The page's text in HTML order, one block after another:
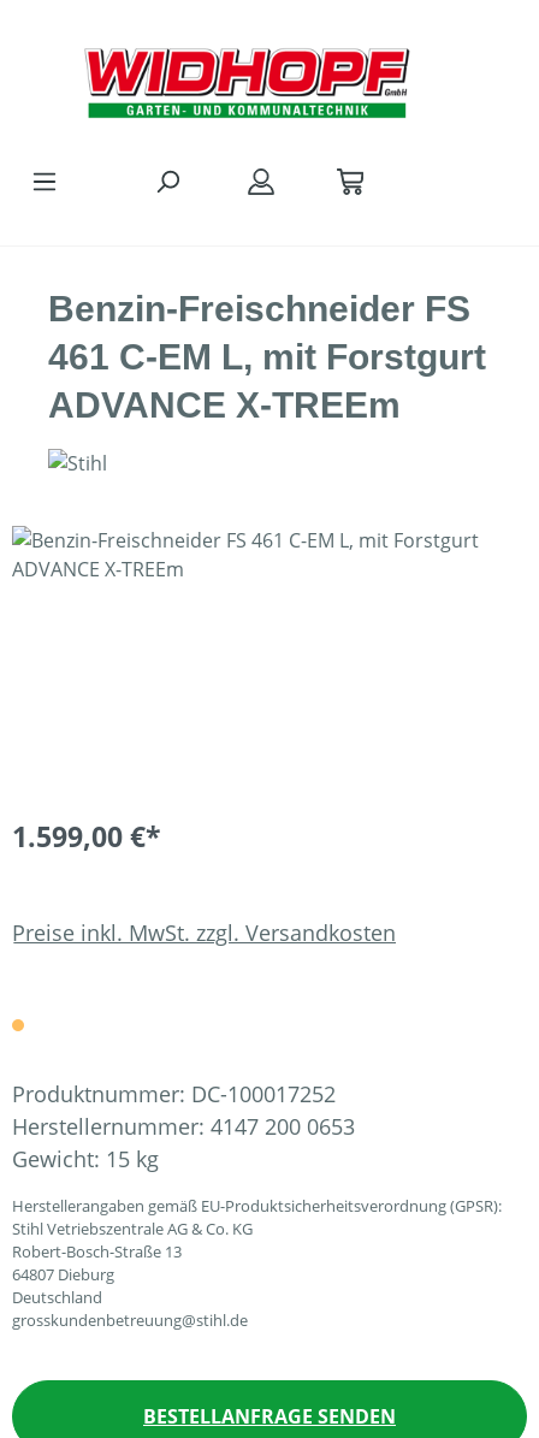
Benzin-Freischneider FS
461 C-EM L, mit Forstgurt
ADVANCE X-TREEm
Bildergalerie überspringen
1.599,00 €*
Preise inkl. MwSt. zzgl. Versandkosten
Produktnummer: DC-100017252
Herstellernummer: 4147 200 0653
Gewicht: 15 kg
Herstellerangaben gemäß EU-Produktsicherheitsverordnung (GPSR):
Stihl Vetriebszentrale AG & Co. KG
Robert-Bosch-Straße 13
64807 Dieburg
Deutschland
grosskundenbetreuung@stihl.de
BESTELLANFRAGE SENDEN